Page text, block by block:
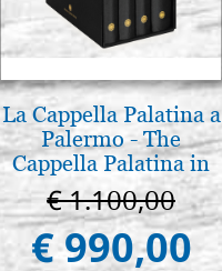
La Cappella Palatina a
Palermo - The
Cappella Palatina in
Palermo
€ 1.100,00
€ 990,00